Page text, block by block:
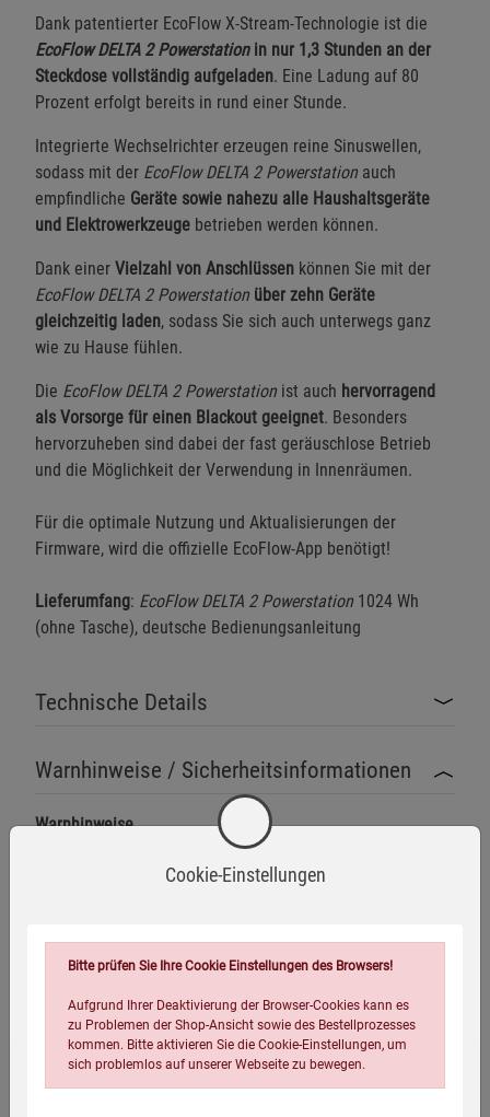
Dank patentierter EcoFlow X-Stream-Technologie ist die
EcoFlow DELTA 2 Powerstationin nur 1,3 Stunden an der
Steckdose vollständig aufgeladen. Eine Ladung auf 80
Prozent erfolgt bereits in rund einer Stunde.
Integrierte Wechselrichter erzeugen reine Sinuswellen,
sodass mit der EcoFlow DELTA 2 Powerstation auch
empfindliche Geräte sowie nahezu alle Haushaltsgeräte
und Elektrowerkzeuge betrieben werden können.
Dank einer Vielzahl von Anschlüssen können Sie mit der
EcoFlow DELTA 2 Powerstation über zehn Geräte
gleichzeitig laden, sodass Sie sich auch unterwegs ganz
wie zu Hause fühlen.
Die EcoFlow DELTA 2 Powerstation ist auch hervorragend
als Vorsorge für einen Blackout geeignet. Besonders
hervorzuheben sind dabei der fast geräuschlose Betrieb
und die Möglichkeit der Verwendung in Innenräumen.
Für die optimale Nutzung und Aktualisierungen der
Firmware, wird die offizielle EcoFlow-App benötigt!
Lieferumfang: EcoFlow DELTA 2 Powerstation 1024 Wh
(ohne Tasche), deutsche Bedienungsanleitung
Technische Details
Warnhinweise / Sicherheitsinformationen
Warnhinweise
Die Powerstation darf nur in trockenen Innenräumen
oder extremen Temperaturen.
Das Gerät enthält Lithium-Eisenphosphat-Batterien
(LFP), die bei unsachgemäßer Handhabung Feuer oder
Explosionen verursachen können.
Achten Sie auf die korrekte Entsorgung: Batterien nicht
Herstellerinformationen
Versandhinweis
Cookie-Einstellungen
Bitte prüfen Sie Ihre Cookie Einstellungen des Browsers!
Aufgrund Ihrer Deaktivierung der Browser-Cookies kann es
zu Problemen der Shop-Ansicht sowie des Bestellprozesses
kommen. Bitte aktivieren Sie die Cookie-Einstellungen, um
sich problemlos auf unserer Webseite zu bewegen.